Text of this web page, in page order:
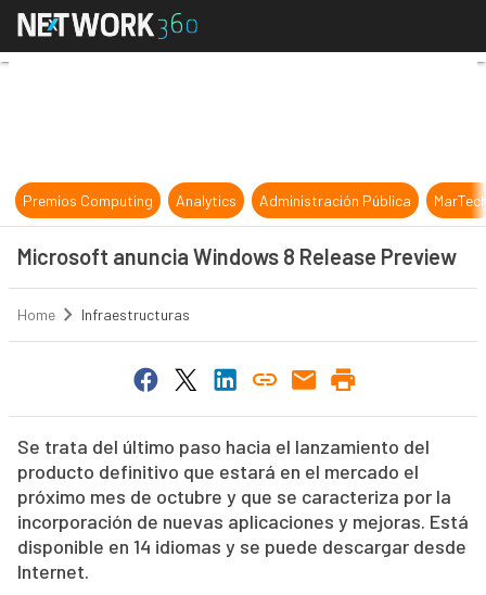
Microsoft anuncia Windows 8
Premios Computing Analytics Administración Pública
Microsoft anuncia Windows 8 Release Preview
Home Infraestructuras
Se trata del último paso hacia el lanzamiento del
producto definitivo que estará en el mercado el
próximo mes de octubre y que se caracteriza por la
incorporación de nuevas aplicaciones y mejoras. Está
disponible en 14 idiomas y se puede descargar desde
Internet.